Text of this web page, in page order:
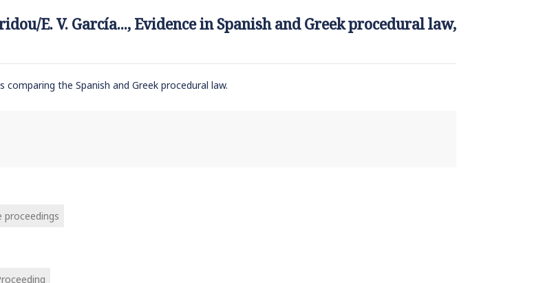
E. V. García..., Evidence in Spanish and Greek procedural law,
comparing the Spanish and Greek procedural law.
proceedings